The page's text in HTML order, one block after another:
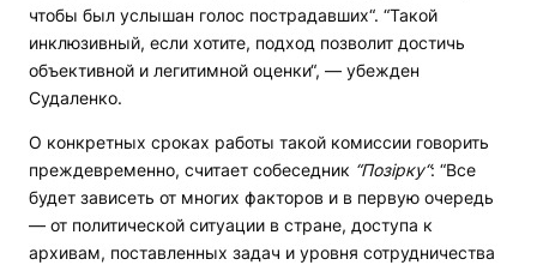
чтобы был услышан голос пострадавших“. “Такой
инклюзивный, если хотите, подход позволит достичь
объективной и легитимной оценки“, — убежден
Судаленко.
О конкретных сроках работы такой комиссии говорить
преждевременно, считает собеседник “Позірку“: “Все
будет зависеть от многих факторов и в первую очередь
— от политической ситуации в стране, доступа к
архивам, поставленных задач и уровня сотрудничества